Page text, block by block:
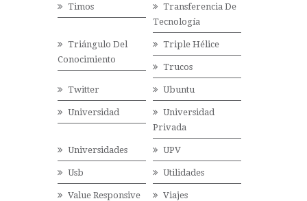
Timos
Transferencia De
Tecnología
Triángulo Del
Conocimiento
Triple Hélice
Trucos
Twitter Ubuntu
Universidad
Universidad
Privada
Universidades UPV
Usb Utilidades
Value Responsive
Viajes